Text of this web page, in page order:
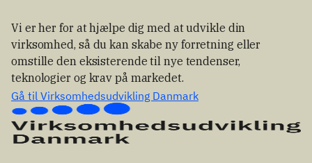
Vi er her for at hjælpe dig med at udvikle din
virksomhed, så du kan skabe ny forretning eller
omstille den eksisterende til nye tendenser,
teknologier og krav på markedet.
Gå til Virksomhedsudvikling Danmark